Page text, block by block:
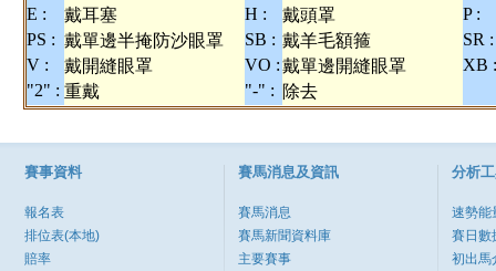
E :
戴耳塞 H : 戴頭罩
P :
PS : 戴單邊半掩防沙眼罩 SB : 戴羊毛額箍
SR :
V :
戴開縫眼罩 VO :戴單邊開縫眼罩
XB :
"2" : 重戴 "-" : 除去
賽事資料
報名表
排位表(本地)
賠率
賽馬消息及資訊
賽馬消息
賽馬新聞資料庫
主要賽事
分析
速勢能
賽日數
初出馬